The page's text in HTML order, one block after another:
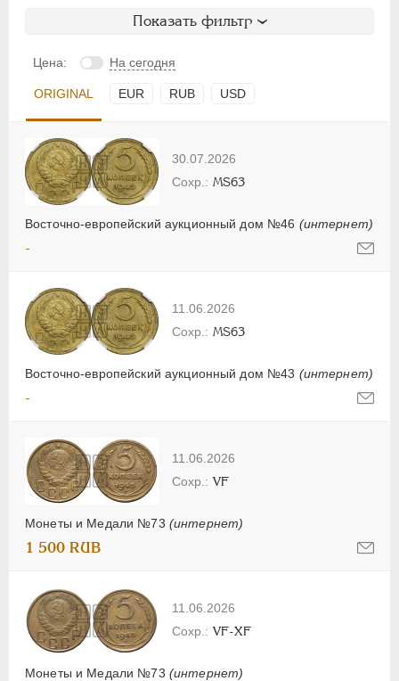
Показать фильтр
Цена: На сегодня
ORIGINAL EUR RUB USD
30.07.2026
Восточно-европейский аукционный дом №46 (интернет)
MS63
-
11.06.2026
Восточно-европейский аукционный дом №43 (интернет)
MS63
-
11.06.2026
Монеты и Медали №73 (интернет)
VF
1 500 RUB
11.06.2026
Монеты и Медали №73 (интернет)
VF-XF